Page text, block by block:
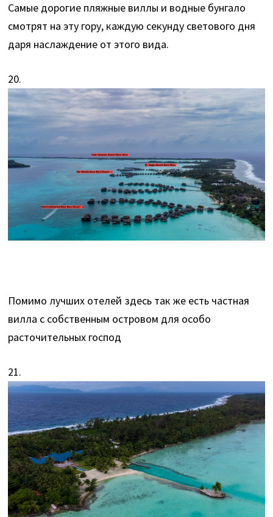
Самые дорогие пляжные виллы и водные бунгало
смотрят на эту гору, каждую секунду светового дня
даря наслаждение от этого вида.
20.
Помимо лучших отелей здесь так же есть частная
вилла с собственным островом для особо
расточительных господ
21.